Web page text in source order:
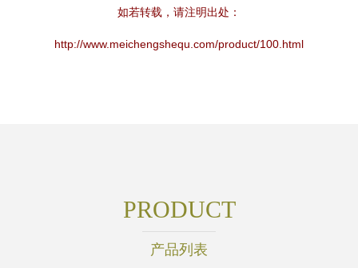
如若转载，请注明出处：
http://www.meichengshequ.com/product/100.html
PRODUCT
产品列表